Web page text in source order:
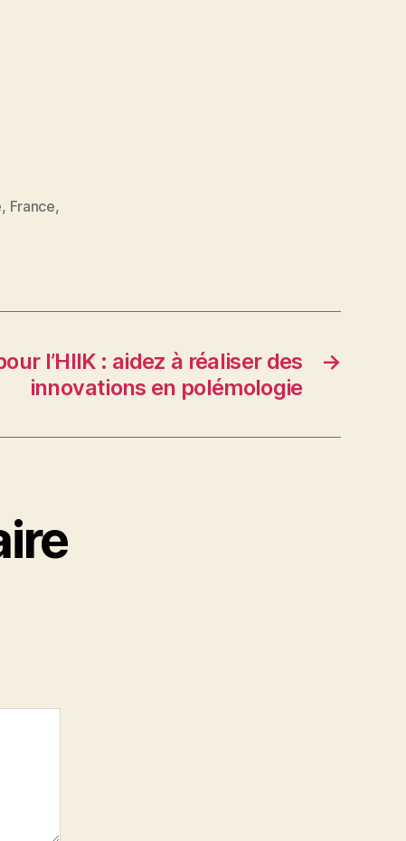
, France,
→
l’HIIK : aidez à réaliser des
innovations en polémologie